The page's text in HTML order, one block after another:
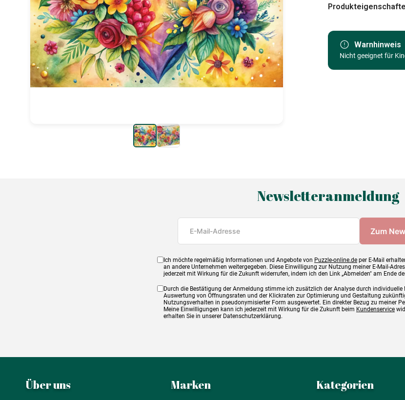
KategorieWarnhinweis
Nicht geeignet für
Newsletteranmeldung
Ich möchte regelmäßig Informationen und Angebote von Puzzle-online.de per E-Mail
an andere Unternehmen weitergegeben. Diese Einwilligung zur Nutzung meiner E-Mail-
jederzeit mit Wirkung für die Zukunft widerrufen, indem ich den Link „Abmelden" am Ende
Durch die Bestätigung der Anmeldung stimme ich zusätzlich der Analyse durch individuelle
Auswertung von Öffnungsraten und der Klickraten zur Optimierung und Gestaltung
Nutzungsverhalten in pseudonymisierter Form ausgewertet. Ein direkter Bezug zu meiner
Meine Einwilligungen kann ich jederzeit mit Wirkung für die Zukunft beim Kundenservice
erhalten Sie in unserer Datenschutzerklärung.
Über uns Marken Kategorien